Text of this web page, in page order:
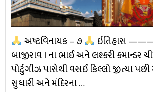
અષ્ટવિનાયક – ૭ ઇતિહાસ
બાજીરાવ I ના ભાઈ અને લશ્કરી કમાન્ડર
પોર્ટુગીઝ પાસેથી વસઈ કિલ્લો જીત્યા પછી
સુધારી અને મંદિરના …